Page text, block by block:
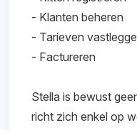
- Klanten beheren
- Tarieven
- Factureren
Stella is bewust
richt zich enkel op